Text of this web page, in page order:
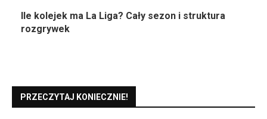
Ile kolejek ma La Liga? Cały sezon i struktura
rozgrywek
PRZECZYTAJ KONIECZNIE!